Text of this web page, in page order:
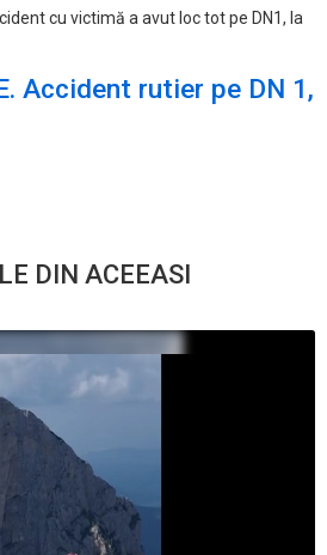
cu victimă a avut loc tot pe DN1, la
Accident rutier pe DN 1,
DIN ACEEASI